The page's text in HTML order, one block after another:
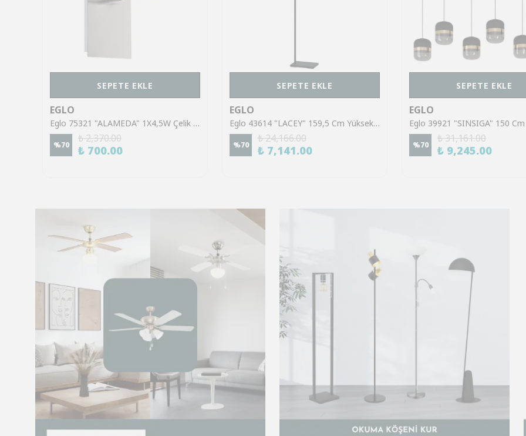
SEPETE EKLE
EGLO
Eglo 75321 "ALAMEDA" 1X4,5W Çelik Nikel Mat Sıva Üstü Spot
%70
₺ 2,370.00
₺ 700.00
SEPETE EKLE
EGLO
Eglo 43614 "LACEY" 159,5 Cm Yüksekliğinde Çelik, Ahşap Köşe Lambası Lambader
%70
₺ 24,166.00
₺ 7,141.00
SEPETE EKLE
EGLO
%70
₺ 31,161.00
₺ 9,245.00